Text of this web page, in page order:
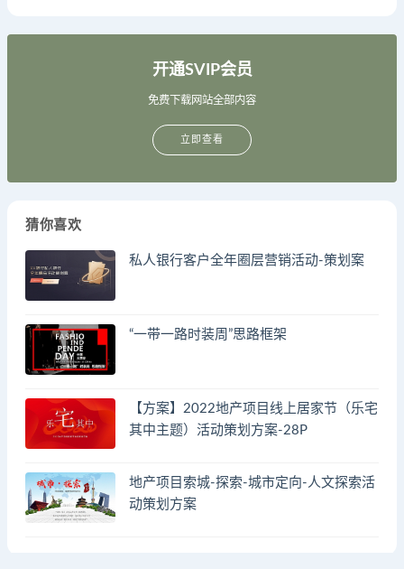
开通SVIP会员
免费下载网站全部内容
立即查看
猜你喜欢
私人银行客户全年圈层营销活动-策划案
“一带一路时装周”思路框架
【方案】2022地产项目线上居家节（乐宅
其中主题）活动策划方案-28P
地产项目索城-探索-城市定向-人文探索活
动策划方案